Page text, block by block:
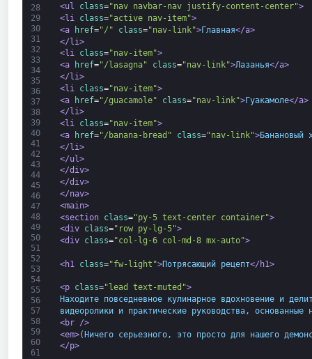
28
29
30
31
32
33
34
35
36
37
38
39
40
41
42
43
44
45
46
47
48
49
50
51
52
53
54
55
56
57
58
59
60
61
<ul
class="nav navbar-nav justify-content-center">
<li class="active nav-item">
<a
href="/" class="nav-link">Главная</a>
</li>
<li class="nav-item">
<a
href="/lasagna" class="nav-link">Лазанья</a>
</li>
<li class="nav-item">
<a
href="/guacamole" class="nav-link">Гуакамоле</a>
</li>
<li class="nav-item">
<a
href="/banana-bread" class="nav-link">Банановый
</li>
</ul>
</div>
</div>
</nav>
<main>
<section class="py-5 text-center container">
<div class="row py-lg-5">
<div class="col-lg-6 col-md-8 mx-auto">
<h1 class="fw-light">Потрясающий рецепт</h1>
<p class="lead text-muted">
Находите повседневное кулинарное вдохновение и
видеоролики и практические руководства,
<br />
<em>(Ничего серьезного, это просто для нашего
</p>